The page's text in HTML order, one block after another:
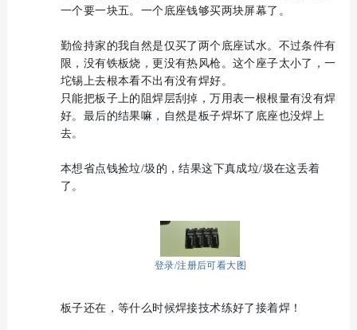
一个要一块五。一个底座钱够买两块屏幕了。
勤俭持家的我自然是仅买了两个底座试水。不过条件有
限，没有铁板烧，更没有热风枪。这个座子太小了，一
坨锡上去根本看不出有没有焊好。
只能把板子上的阻焊层刮掉，万用表一根根量有没有焊
好。最后的结果嘛，自然是板子焊坏了底座也没焊上
去。
本想省点钱捡垃/圾的，结果这下真成垃/圾在这丢着
了。
登录/注册后可看大图
板子还在，等什么时候焊接技术练好了接着焊！